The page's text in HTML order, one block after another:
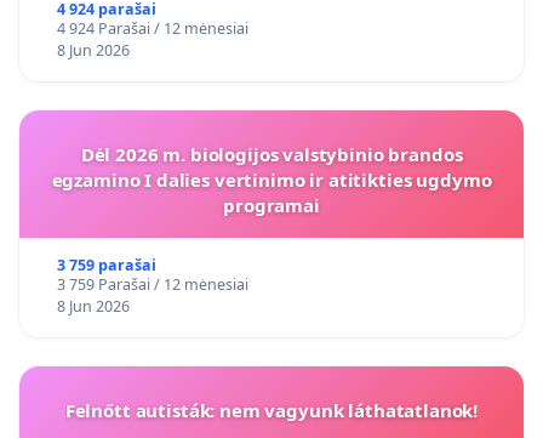
4 924 parašai
4 924 Parašai / 12 mėnesiai
8 Jun 2026
Dėl 2026 m. biologijos valstybinio brandos
egzamino I dalies vertinimo ir atitikties ugdymo
programai
3 759 parašai
3 759 Parašai / 12 mėnesiai
8 Jun 2026
Felnőtt autisták: nem vagyunk láthatatlanok!